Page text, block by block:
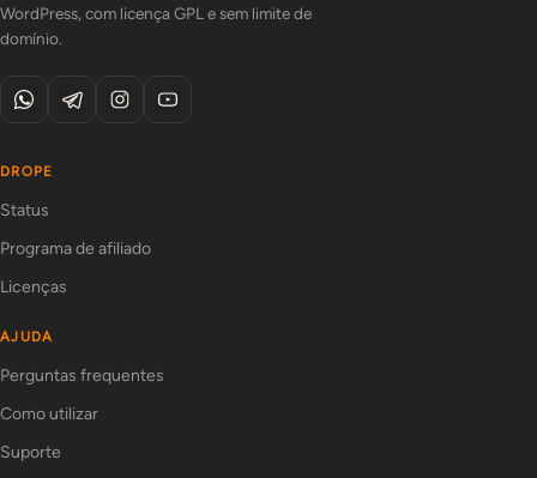
WordPress, com licença GPL e sem limite de
domínio.
DROPE
Status
Programa de afiliado
Licenças
AJUDA
Perguntas frequentes
Como utilizar
Suporte